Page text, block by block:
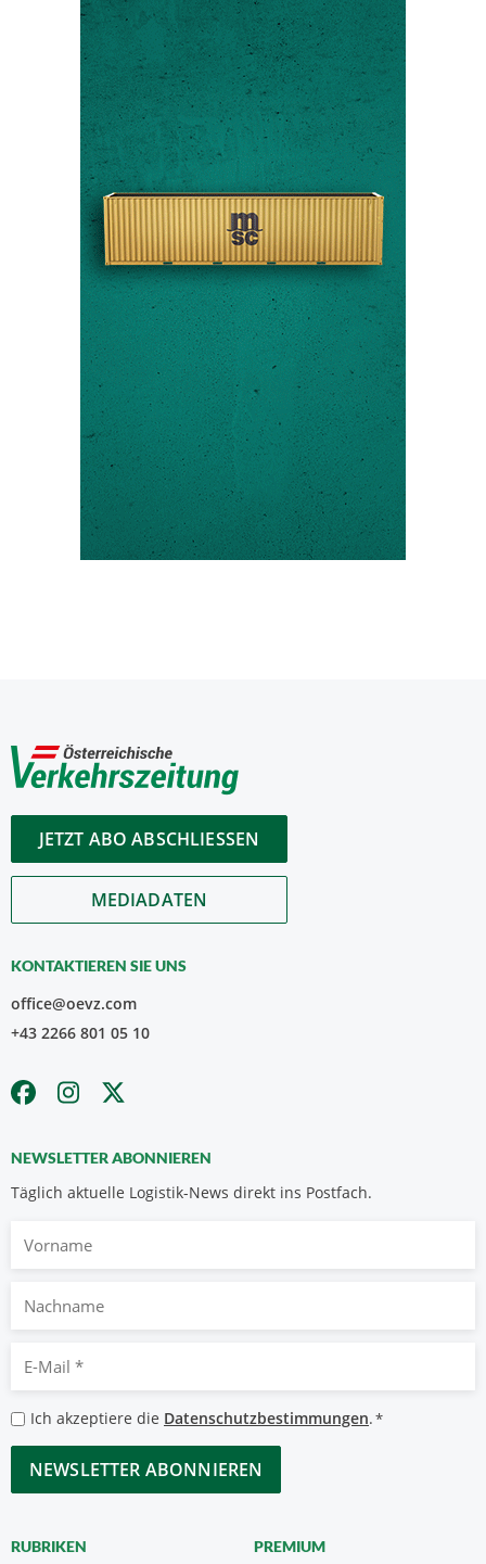
JETZT ABO ABSCHLIESSEN
MEDIADATEN
KONTAKTIEREN SIE UNS
office@oevz.com
+43 2266 801 05 10
NEWSLETTER ABONNIEREN
Täglich aktuelle Logistik-News direkt ins Postfach.
Nachname
Mail
*
Datenschutzbestimmungen
*
Ich akzeptiere die Datenschutzbestimmungen.*
CAPTCHA
RUBRIKEN PREMIUM